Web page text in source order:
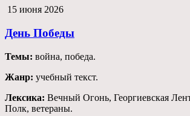
15 июня 2026
День Победы
Темы: война, победа.
Жанр: учебный текст.
Лексика: Вечный Огонь, Георгиевская
Полк, ветераны.